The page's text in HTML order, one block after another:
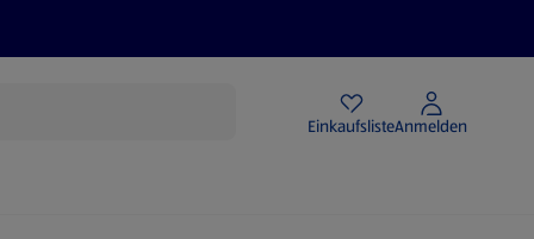
EinkaufslisteAnmelden